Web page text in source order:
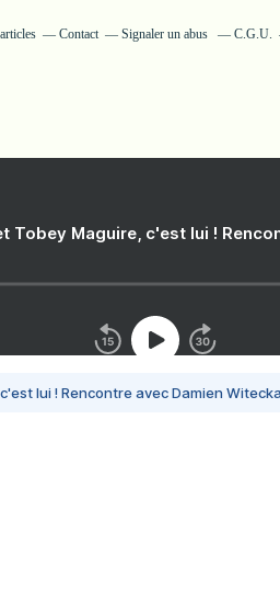
Contact Signaler un abus C.G.U.
Tobey Maguire, c'est lui !
lui ! Rencontre avec Damien Witecka